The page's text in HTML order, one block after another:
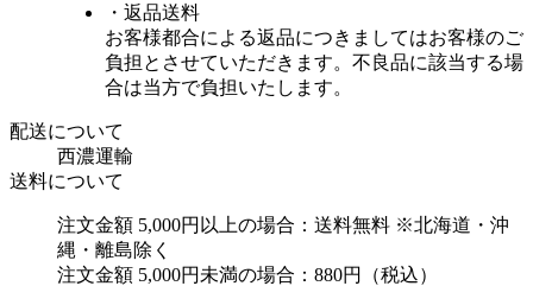
・返品送料
お客様都合による返品につきましてはお客様のご
負担とさせていただきます。不良品に該当する場
合は当方で負担いたします。
配送について
西濃運輸
送料について
注文金額 5,000円以上の場合：送料無料 ※北海道・沖
縄・離島除く
注文金額 5,000円未満の場合：880円（税込）